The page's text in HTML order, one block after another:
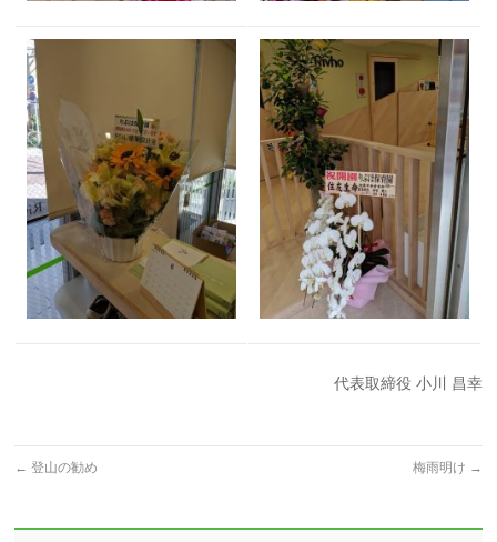
代表取締役 小川 昌幸
← 登山の勧め 梅雨明け →